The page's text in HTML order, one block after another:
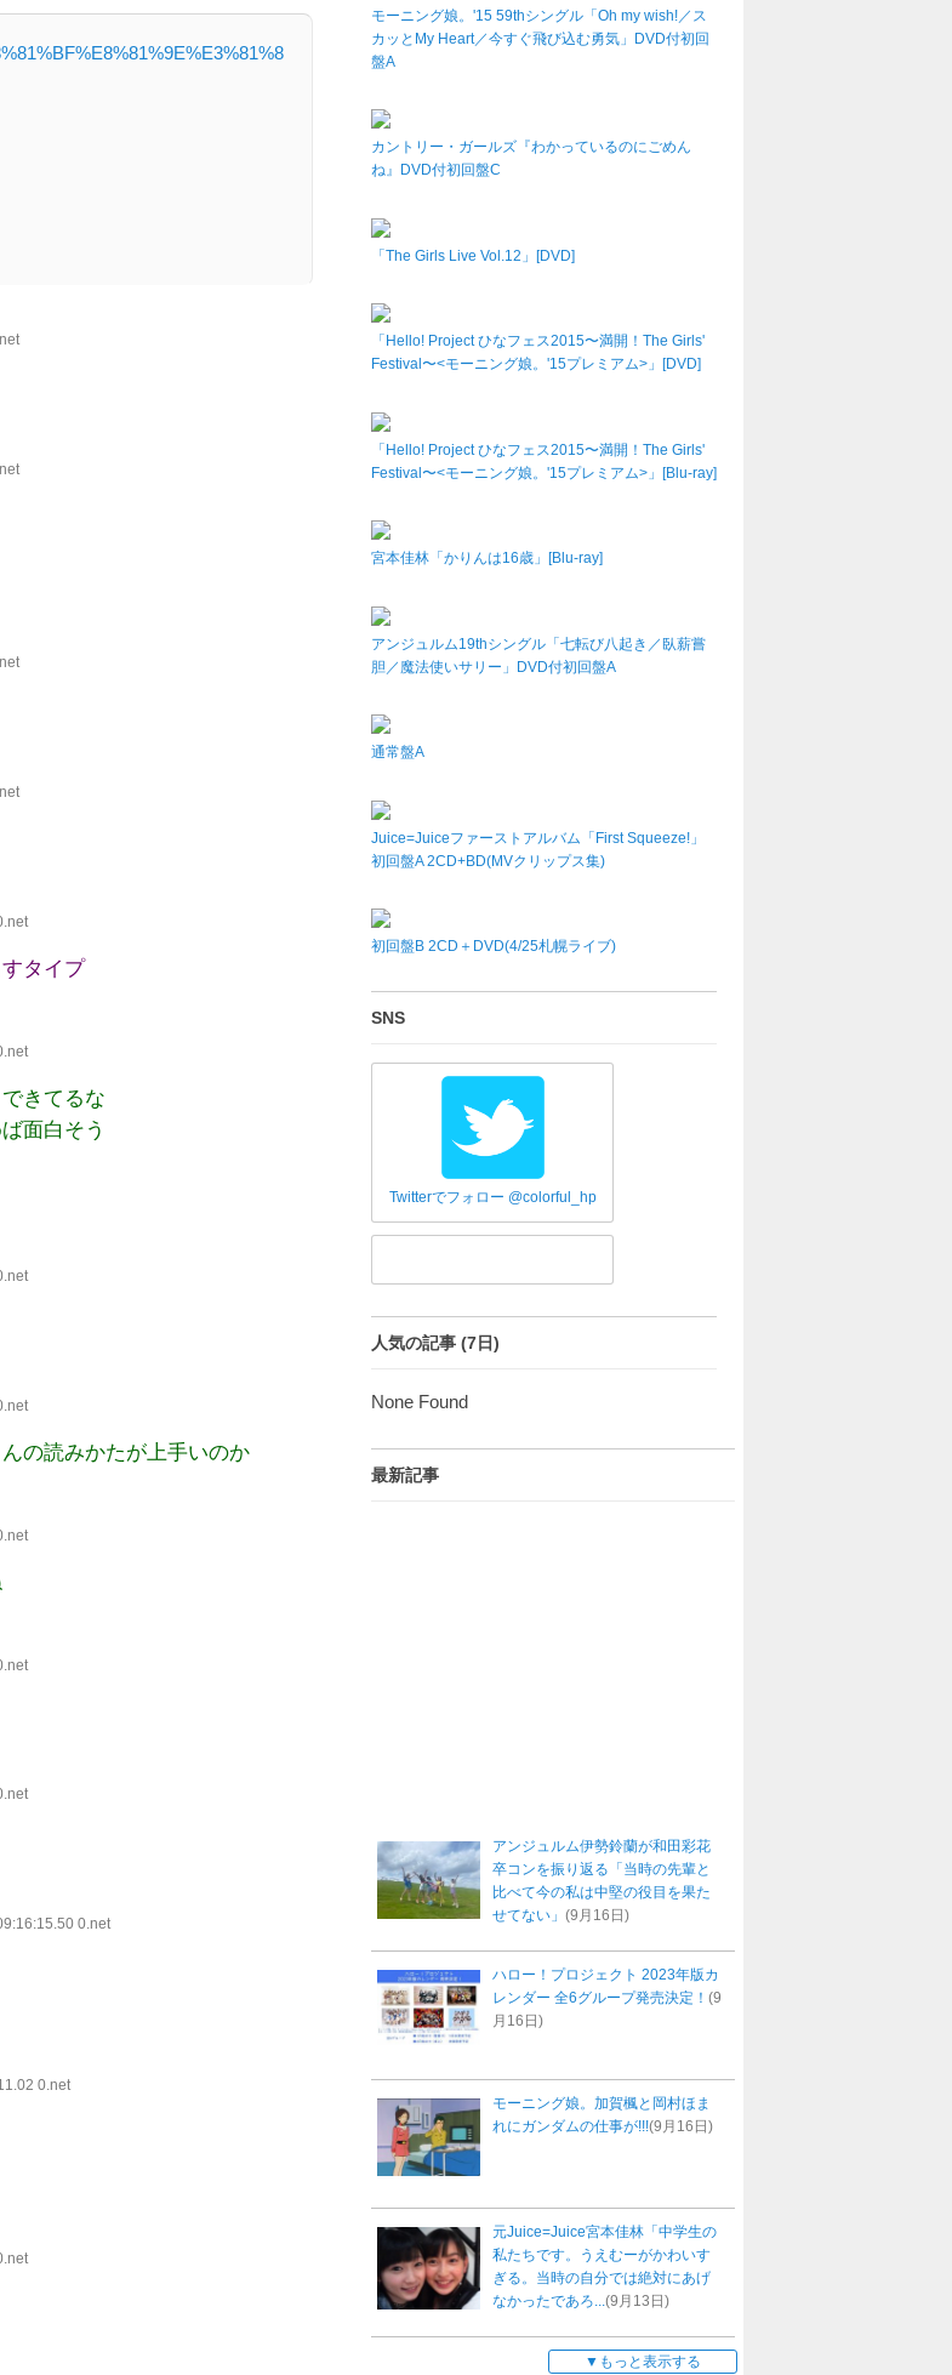
タイプ
きてるな
面白そう
の読みかたが上手いのか
0.net
0.net
モーニング娘。'15 59thシングル「Oh my wish!／ス
カッとMy Heart／今すぐ飛び込む勇気」DVD付初回
盤A
カントリー・ガールズ『わかっているのにごめん
ね』DVD付初回盤C
「The Girls Live Vol.12」[DVD]
「Hello! Project ひなフェス2015〜満開！The Girls'
Festival〜<モーニング娘。'15プレミアム>」[DVD]
「Hello! Project ひなフェス2015〜満開！The Girls'
Festival〜<モーニング娘。'15プレミアム>」[Blu-ray]
宮本佳林「かりんは16歳」[Blu-ray]
アンジュルム19thシングル「七転び八起き／臥薪嘗
胆／魔法使いサリー」DVD付初回盤A
通常盤A
Juice=Juiceファーストアルバム「First Squeeze!」
初回盤A 2CD+BD(MVクリップス集)
初回盤B 2CD＋DVD(4/25札幌ライブ)
SNS
Twitterでフォロー @colorful_hp
人気の記事 (7日)
None Found
最新記事
アンジュルム伊勢鈴蘭が和田彩花
卒コンを振り返る「当時の先輩と
比べて今の私は中堅の役目を果た
せてない」 (9月16日)
ハロー！プロジェクト 2023年版カ
レンダー 全6グループ発売決定！ (9
月16日)
モーニング娘。加賀楓と岡村ほま
れにガンダムの仕事が!!!(9月16日)
元Juice=Juice宮本佳林「中学生の
私たちです。うえむーがかわいす
ぎる。当時の自分では絶対にあげ
なかったであろ...(9月13日)
もっと表示する